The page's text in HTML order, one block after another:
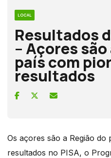
LOCAL
Resultados
– Açores
país com
resultados
Os açores são a Região do
resultados no PISA, o